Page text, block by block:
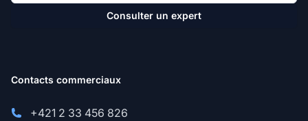
Consulter un expert
Contacts commerciaux
+421 2 33 456 826